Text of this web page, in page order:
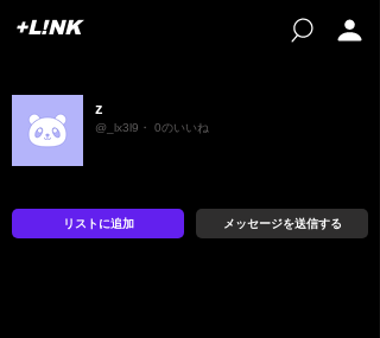
+L!NK
z
@_lx3l9・ 0のいいね
リストに追加 メッセージを送信する